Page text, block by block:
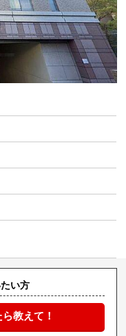
い方
教えて！